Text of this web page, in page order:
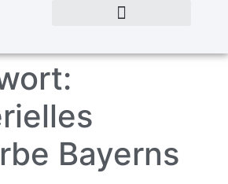
Bayerns